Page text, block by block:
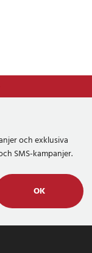
och exklusiva
SMS-kampanjer.
OK